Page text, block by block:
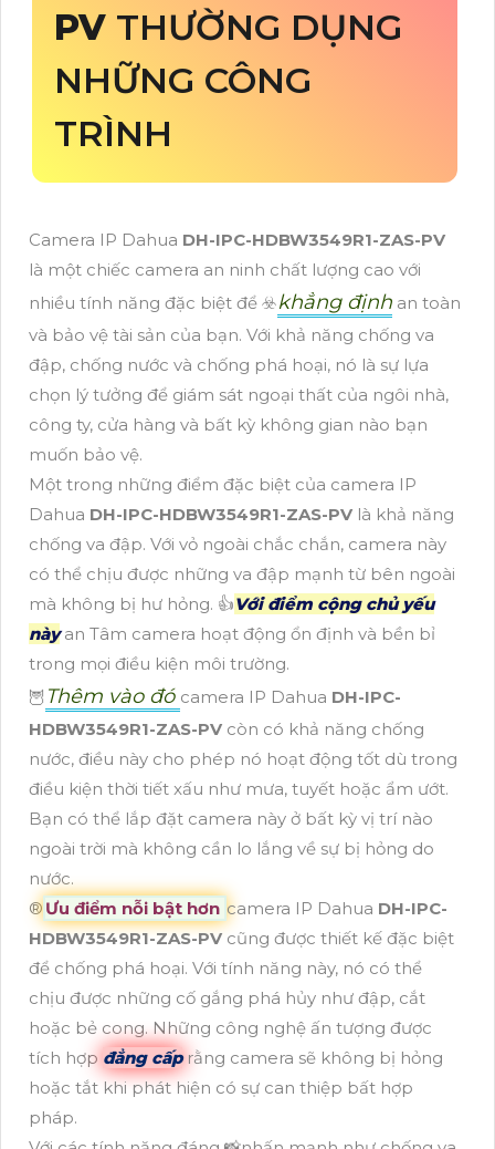
PV THƯỜNG DỤNG
NHỮNG CÔNG
TRÌNH
Camera IP Dahua DH-IPC-HDBW3549R1-ZAS-PV
là một chiếc camera an ninh chất lượng cao với
nhiều tính năng đặc biệt để ☣️khẳng định an toàn
và bảo vệ tài sản của bạn. Với khả năng chống va
đập, chống nước và chống phá hoại, nó là sự lựa
chọn lý tưởng để giám sát ngoại thất của ngôi nhà,
công ty, cửa hàng và bất kỳ không gian nào bạn
muốn bảo vệ.
Một trong những điểm đặc biệt của camera IP
Dahua DH-IPC-HDBW3549R1-ZAS-PV là khả năng
chống va đập. Với vỏ ngoài chắc chắn, camera này
có thể chịu được những va đập mạnh từ bên ngoài
mà không bị hư hỏng. 👍Với điểm cộng chủ yếu
nàyan Tâm camera hoạt động ổn định và bền bỉ
trong mọi điều kiện môi trường.
🦉 Thêm vào đó camera IP Dahua DH-IPC-
HDBW3549R1-ZAS-PV còn có khả năng chống
nước, điều này cho phép nó hoạt động tốt dù trong
điều kiện thời tiết xấu như mưa, tuyết hoặc ẩm ướt.
Bạn có thể lắp đặt camera này ở bất kỳ vị trí nào
ngoài trời mà không cần lo lắng về sự bị hỏng do
nước.
®️ Ưu điểm nỗi bật hơn camera IP Dahua DH-IPC-
HDBW3549R1-ZAS-PV cũng được thiết kế đặc biệt
để chống phá hoại. Với tính năng này, nó có thể
chịu được những cố gắng phá hủy như đập, cắt
hoặc bẻ cong. Những công nghệ ấn tượng được
tích hợp đẳng cấprằng camera sẽ không bị hỏng
hoặc tắt khi phát hiện có sự can thiệp bất hợp
pháp.